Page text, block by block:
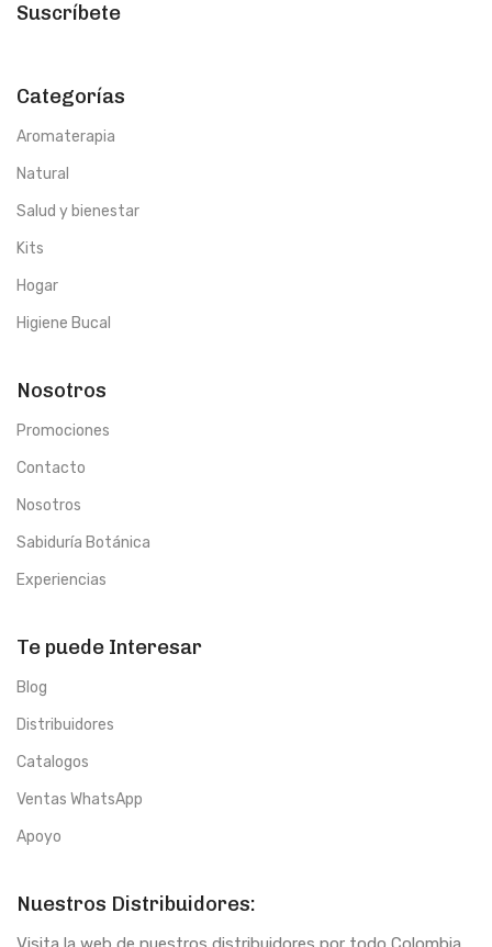
Suscríbete
Categorías
Aromaterapia
Natural
Salud y bienestar
Kits
Hogar
Higiene Bucal
Nosotros
Promociones
Contacto
Nosotros
Sabiduría Botánica
Experiencias
Te puede Interesar
Blog
Distribuidores
Catalogos
Ventas WhatsApp
Apoyo
Nuestros Distribuidores: